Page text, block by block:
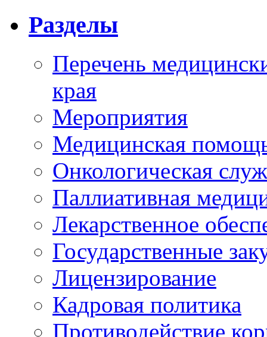
Разделы
Перечень
края
Мероприятия
Медицинская
Онкологическая
Паллиативная
Лекарственное
Государственные
Лицензирование
Кадровая политика
Противодействие